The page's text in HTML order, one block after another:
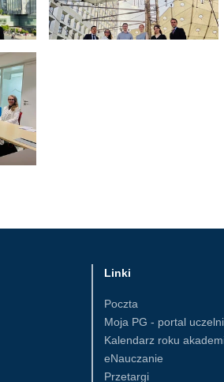
Linki
Poczta
Moja PG - portal
Kalendarz roku
eNauczanie
Przetargi